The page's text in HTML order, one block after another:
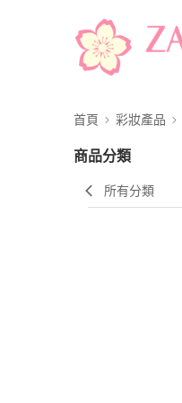
首頁 彩妝產品
商品分類
所有分類